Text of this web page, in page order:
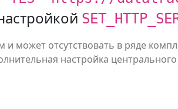
может отсутствовать в ряде
настройка